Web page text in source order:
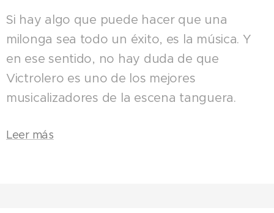
Si hay algo que puede hacer que una
milonga sea todo un éxito, es la música. Y
en ese sentido, no hay duda de que
Victrolero es uno de los mejores
musicalizadores de la escena tanguera.
Leer más